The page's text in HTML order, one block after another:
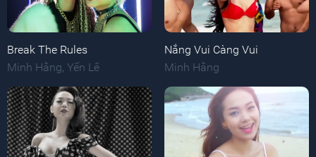
Break The Rules
Minh Hằng Yến Lê
Nắng Vui Càng Vui
Minh Hằng